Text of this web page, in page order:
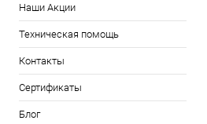
Наши Акции
Техническая помощь
Контакты
Сертификаты
Блог